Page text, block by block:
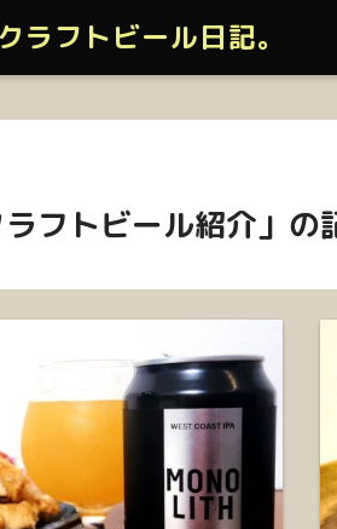
ラフトビール日記。
ラフトビール紹介」の